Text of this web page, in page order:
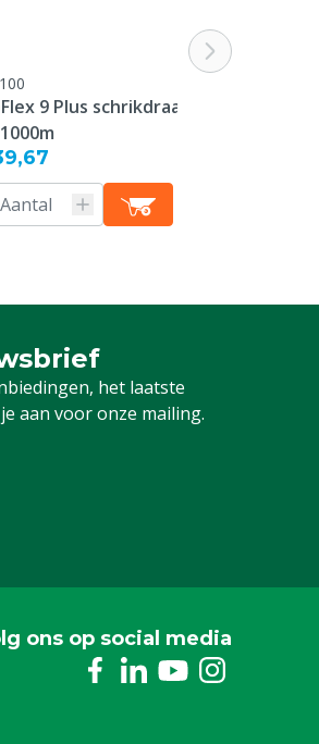
9 Plus schrikdraad
het laatste
aan voor onze mailing.
ons op social media